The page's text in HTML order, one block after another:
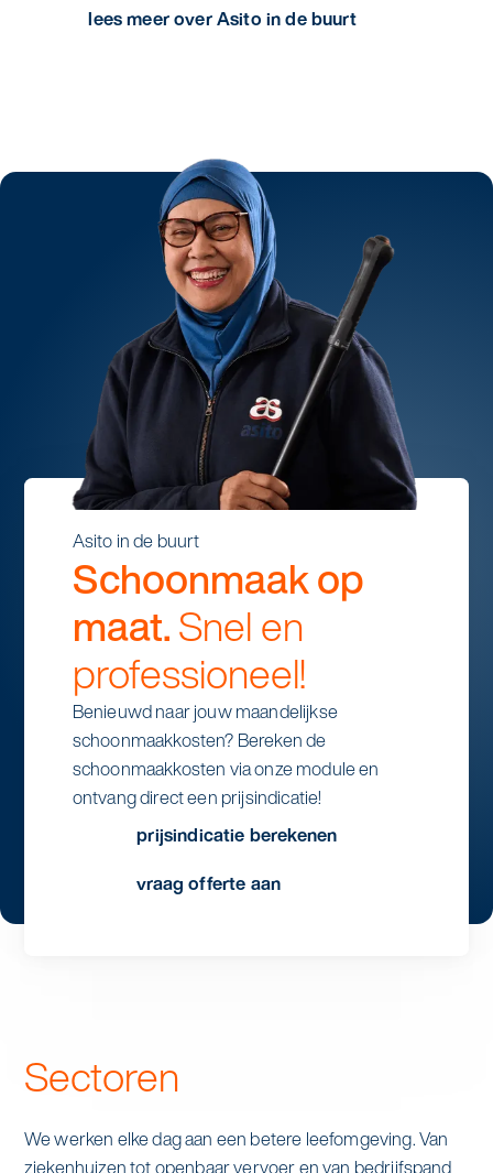
lees meer over Asito in de buurt
Asito in de buurt
Schoonmaak op
maat.Snel en
professioneel!
Benieuwd naar jouw maandelijkse
schoonmaakkosten? Bereken de
schoonmaakkosten via onze module en
ontvang direct een prijsindicatie!
prijsindicatie berekenen
vraag offerte aan
Sectoren
We werken elke dag aan een betere leefomgeving. Van
ziekenhuizen tot openbaar vervoer en van bedrijfspand